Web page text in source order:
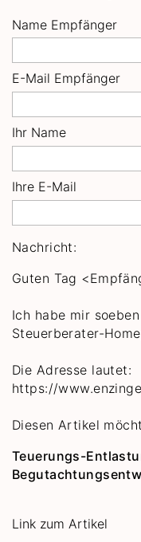
Name Empfänger
E-Mail Empfänger
Ihr Name
Ihre E-Mail
Nachricht:
Guten Tag
Ich habe mir
Steuerberater-
Die Adresse lautet:
https://
Diesen Artikel
Teuerungs-
Link zum Artikel